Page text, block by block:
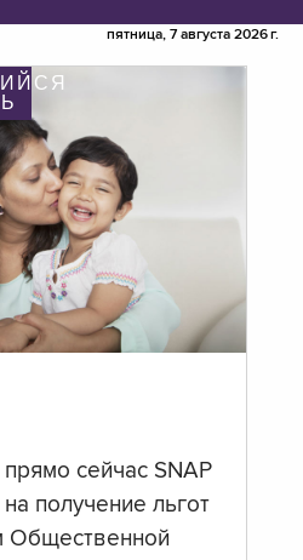
пятница, 7 августа 2026 г.
сейчас SNAP
получение льгот
Общественной